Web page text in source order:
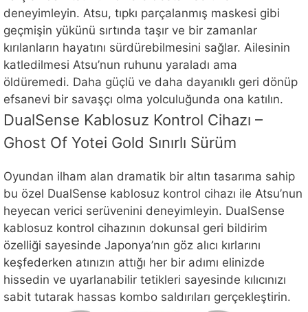
deneyimleyin. Atsu, tıpkı parçalanmış maskesi gibi
geçmişin yükünü sırtında taşır ve bir zamanlar
kırılanların hayatını sürdürebilmesini sağlar. Ailesinin
katledilmesi Atsu’nun ruhunu yaraladı ama
öldüremedi. Daha güçlü ve daha dayanıklı geri dönüp
efsanevi bir savaşçı olma yolculuğunda ona katılın.
DualSense Kablosuz Kontrol Cihazı –
Ghost Of Yotei Gold Sınırlı Sürüm
Oyundan ilham alan dramatik bir altın tasarıma sahip
bu özel DualSense kablosuz kontrol cihazı ile Atsu’nun
heyecan verici serüvenini deneyimleyin. DualSense
kablosuz kontrol cihazının dokunsal geri bildirim
özelliği sayesinde Japonya’nın göz alıcı kırlarını
keşfederken atınızın attığı her bir adımı elinizde
hissedin ve uyarlanabilir tetikleri sayesinde kılıcınızı
sabit tutarak hassas kombo saldırıları gerçekleştirin.